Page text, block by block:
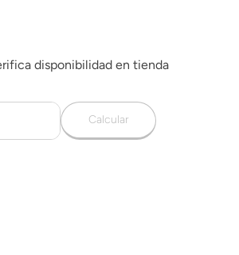
Calcular